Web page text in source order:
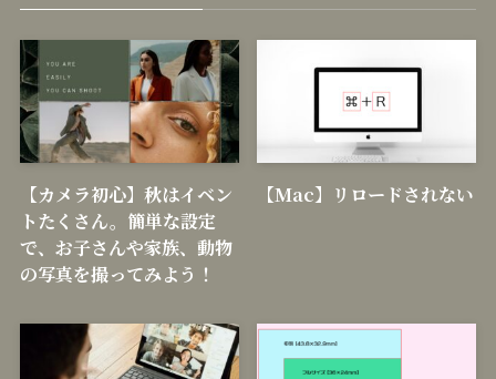
【カメラ初心】秋はイベン
トたくさん。簡単な設定
で、お子さんや家族、動物
の写真を撮ってみよう！
【Mac】リロードされない